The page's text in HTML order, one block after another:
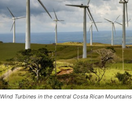
Wind Turbines in the central Costa Rican Mountains